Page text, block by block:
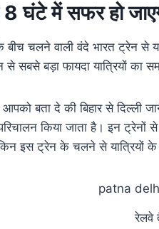
घंटे में सफर हो
बीच चलने वाली वंदे भारत ट्रेन से
सबसे बड़ा फायदा यात्रियों का
आपको बता दे की बिहार से
किया जाता है। इन
इस ट्रेन के चलने से यात्रियों
रेलवे